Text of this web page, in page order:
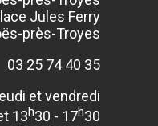
Jules Ferry
près-Troyes
03 25 74 40 35
et vendredi
13h30 - 17h30